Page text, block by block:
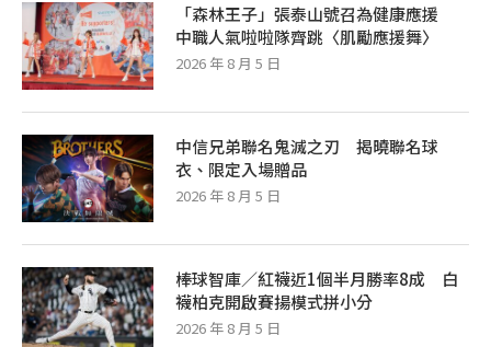
「森林王子」張泰山號召為健康應援
中職人氣啦啦隊齊跳〈肌勵應援舞〉
2026 年 8 月 5 日
中信兄弟聯名鬼滅之刃 揭曉聯名球
衣、限定入場贈品
2026 年 8 月 5 日
棒球智庫／紅襪近1個半月勝率8成 白
襪柏克開啟賽揚模式拼小分
2026 年 8 月 5 日